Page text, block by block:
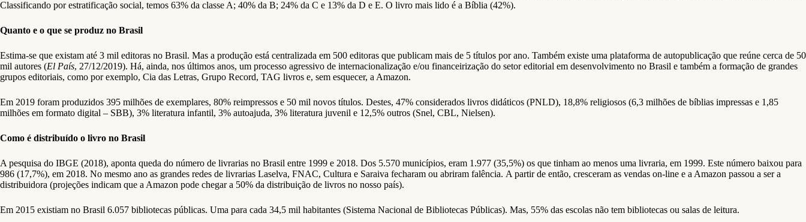
Classificando por estratificação social, temos 63% da classe A; 40% da B; 24% da C e 13% da D e E. O livro mais lido é a Bíblia (42%).
Quanto e o que se produz no Brasil
Estima-se que existam até 3 mil editoras no Brasil. Mas a produção está centralizada em 500 editoras que publicam mais de 5 títulos por ano. Também existe uma plataforma de autopublicação que reúne cerca de 50
mil autores (El País, 27/12/2019). Há, ainda, nos últimos anos, um processo agressivo de internacionalização e/ou financeirização do setor editorial em desenvolvimento no Brasil e também a formação de grandes
grupos editoriais, como por exemplo, Cia das Letras, Grupo Record, TAG livros e, sem esquecer, a Amazon.
Em 2019 foram produzidos 395 milhões de exemplares, 80% reimpressos e 50 mil novos títulos. Destes, 47% considerados livros didáticos (PNLD), 18,8% religiosos (6,3 milhões de bíblias impressas e 1,85
milhões em formato digital – SBB), 3% literatura infantil, 3% autoajuda, 3% literatura juvenil e 12,5% outros (Snel, CBL, Nielsen).
Como é distribuído o livro no Brasil
A pesquisa do IBGE (2018), aponta queda do número de livrarias no Brasil entre 1999 e 2018. Dos 5.570 municípios, eram 1.977 (35,5%) os que tinham ao menos uma livraria, em 1999. Este número baixou para
986 (17,7%), em 2018. No mesmo ano as grandes redes de livrarias Laselva, FNAC, Cultura e Saraiva fecharam ou abriram falência. A partir de então, cresceram as vendas on-line e a Amazon passou a ser a
distribuidora (projeções indicam que a Amazon pode chegar a 50% da distribuição de livros no nosso país).
Em 2015 existiam no Brasil 6.057 bibliotecas públicas. Uma para cada 34,5 mil habitantes (Sistema Nacional de Bibliotecas Públicas). Mas, 55% das escolas não tem bibliotecas ou salas de leitura.